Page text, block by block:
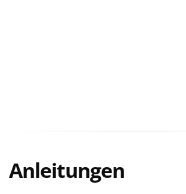
Anleitungen